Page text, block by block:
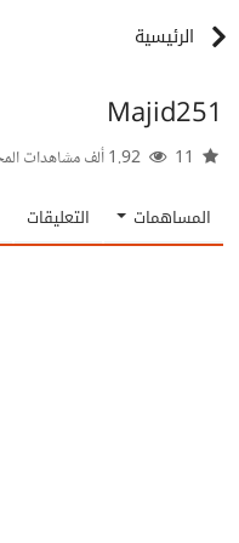
الرئيسية
Majid251
المساهمات التعليقات